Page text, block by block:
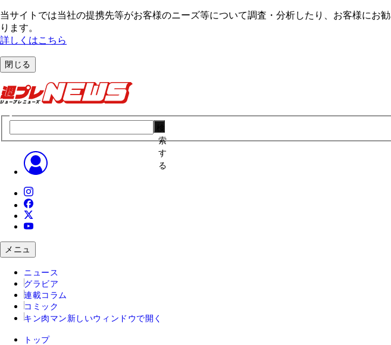
当サイトでは当社の提携先等がお客様のニーズ等について調査・分析したり、お客様にお
ります。
詳しくはこちら
閉じる
索
す
る
メニュ
ニュース
グラビア
連載コラム
コミック
キン肉マン 新しいウィンドウで開く
トップ